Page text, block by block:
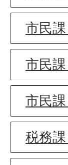
市民
市民
市民
税務